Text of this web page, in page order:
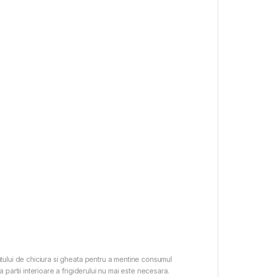
de chiciura si gheata pentru a mentine consumul
interioare a frigiderului nu mai este necesara.